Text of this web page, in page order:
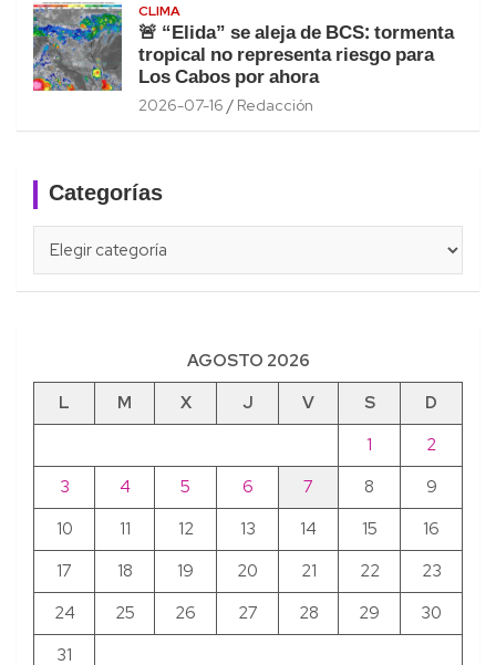
CLIMA
🚨 “Elida” se aleja de BCS: tormenta
tropical no representa riesgo para
Los Cabos por ahora
2026-07-16 Redacción
Categorías
AGOSTO 2026
L
M X J V S
D
1
2
3
4 5 6 7 8
9
10
11 12 13 14 15
16
17
18 19 20 21 22
23
24
25 26 27 28 29
30
31